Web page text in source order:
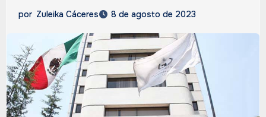
por Zuleika Cáceres 8 de agosto de 2023